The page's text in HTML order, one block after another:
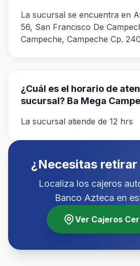
La sucursal se encuentra en
56, San Francisco De
Campeche, Campeche Cp.
¿Cuál es el horario de
sucursal? Ba Mega
La sucursal atiende de 12 hrs
¿Necesitas
Localiza los cajeros
Banco Azteca en
Ver Cajeros